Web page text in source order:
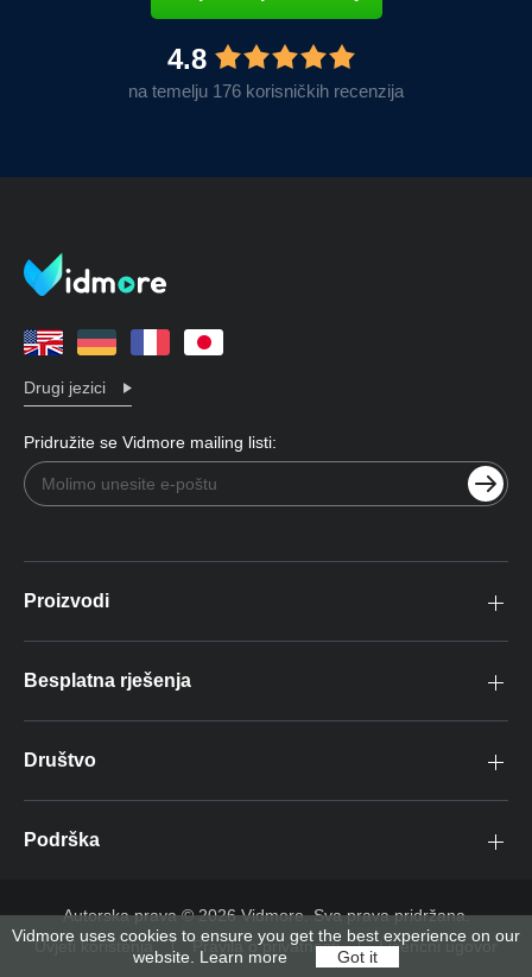
4.8
na temelju 176 korisničkih recenzija
Drugi jezici
Pridružite se Vidmore mailing listi:
Proizvodi
Besplatna rješenja
Društvo
Podrška
Autorska prava © 2026 Vidmore. Sva prava pridržana.
Uvjeti korištenja
Pravila o privatnosti Licencni ugovor
Vidmore uses cookies to ensure you get the best experience on our
website. Learn more Got it